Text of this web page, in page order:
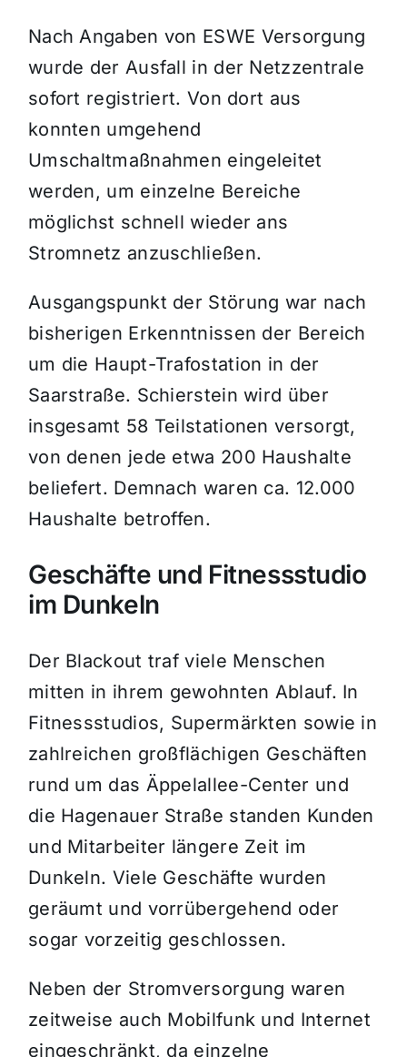
Nach Angaben von ESWE Versorgung
wurde der Ausfall in der Netzzentrale
sofort registriert. Von dort aus
konnten umgehend
Umschaltmaßnahmen eingeleitet
werden, um einzelne Bereiche
möglichst schnell wieder ans
Stromnetz anzuschließen.
Ausgangspunkt der Störung war nach
bisherigen Erkenntnissen der Bereich
um die Haupt-Trafostation in der
Saarstraße. Schierstein wird über
insgesamt 58 Teilstationen versorgt,
von denen jede etwa 200 Haushalte
beliefert. Demnach waren ca. 12.000
Haushalte betroffen.
Geschäfte und Fitnessstudio
im Dunkeln
Der Blackout traf viele Menschen
mitten in ihrem gewohnten Ablauf. In
Fitnessstudios, Supermärkten sowie in
zahlreichen großflächigen Geschäften
rund um das Äppelallee-Center und
die Hagenauer Straße standen Kunden
und Mitarbeiter längere Zeit im
Dunkeln. Viele Geschäfte wurden
geräumt und vorrübergehend oder
sogar vorzeitig geschlossen.
Neben der Stromversorgung waren
zeitweise auch Mobilfunk und Internet
eingeschränkt, da einzelne